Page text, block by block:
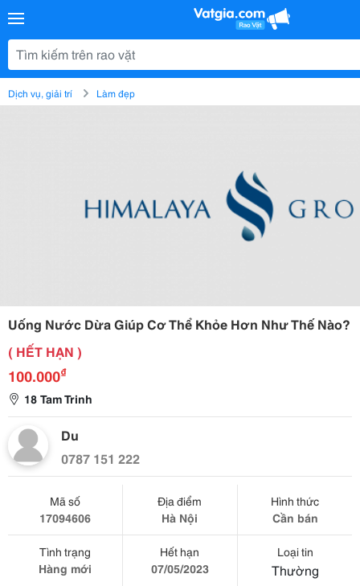
Dịch vụ, giải trí Làm đẹp
Uống Nước Dừa Giúp Cơ Thể Khỏe Hơn Như Thế Nào?
( HẾT HẠN )
100.000₫
18 Tam Trinh
Du
0787 151 222
Mã số
17094606
Địa điểm
Hà Nội
Hình thức
Cần bán
Tình trạng
Hàng mới
Hết hạn
07/05/2023
Loại tin
Thường